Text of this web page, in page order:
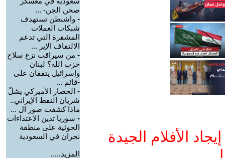
الأفلام الجيدة
صحن الجن- ...
- واشنطن تستهدف
شبكات العملات
المشفرة التي تدعم
الالتفاف الإير ...
- من سيراقب نزع سلاح
حزب الله؟ لبنان
وإسرائيل يتفقان على
-قائم ...
- الحصار الأميركي يشلّ
شريان النفط الإيراني..
ماذا كشفت صور ال ...
- سوريا تدين الاعتداءات
الحوثية على منطقة
نجران في السعودية
المزيد.....